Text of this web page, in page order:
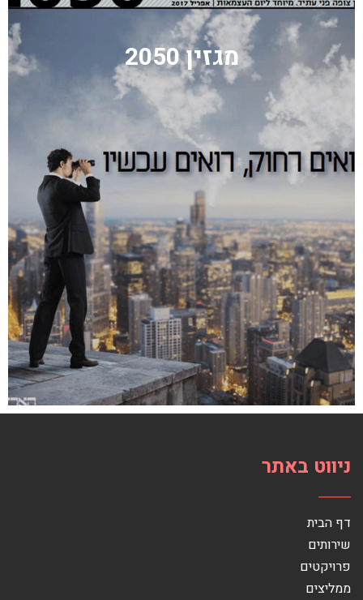
מגזין 2050
ניווט באתר
דף הבית
שירותים
פרויקטים
ממליצים